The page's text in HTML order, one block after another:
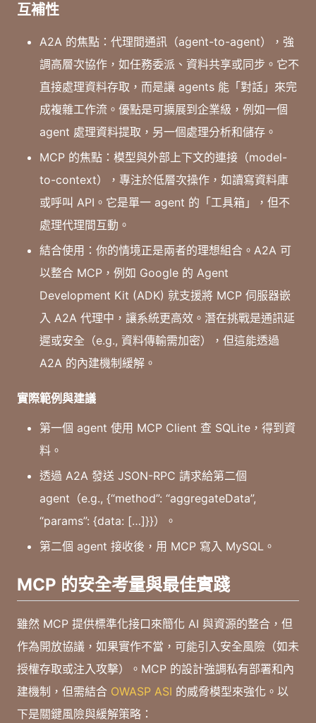
互補性
A2A 的焦點：代理間通訊（agent-to-agent），強
調高層次協作，如任務委派、資料共享或同步。它不
直接處理資料存取，而是讓 agents 能「對話」來完
成複雜工作流。優點是可擴展到企業級，例如一個
agent 處理資料提取，另一個處理分析和儲存。
MCP 的焦點：模型與外部上下文的連接（model-
to-context），專注於低層次操作，如讀寫資料庫
或呼叫 API。它是單一 agent 的「工具箱」，但不
處理代理間互動。
結合使用：你的情境正是兩者的理想組合。A2A 可
以整合 MCP，例如 Google 的 Agent
Development Kit (ADK) 就支援將 MCP 伺服器嵌
入 A2A 代理中，讓系統更高效。潛在挑戰是通訊延
遲或安全（e.g., 資料傳輸需加密），但這能透過
A2A 的內建機制緩解。
實際範例與建議
第一個 agent 使用 MCP Client 查 SQLite，得到資
料。
透過 A2A 發送 JSON-RPC 請求給第二個
agent（e.g., {“method”: “aggregateData”,
“params”: {data: […]}}）。
第二個 agent 接收後，用 MCP 寫入 MySQL。
MCP 的安全考量與最佳實踐
雖然 MCP 提供標準化接口來簡化 AI 與資源的整合，但
作為開放協議，如果實作不當，可能引入安全風險（如未
授權存取或注入攻擊）。MCP 的設計強調私有部署和內
建機制，但需結合 OWASP ASI 的威脅模型來強化。以
下是關鍵風險與緩解策略：